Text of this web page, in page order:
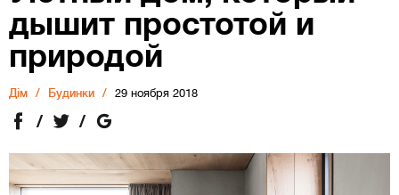
дышит простотой и
природой
Дiм Будинки 29 ноября 2018